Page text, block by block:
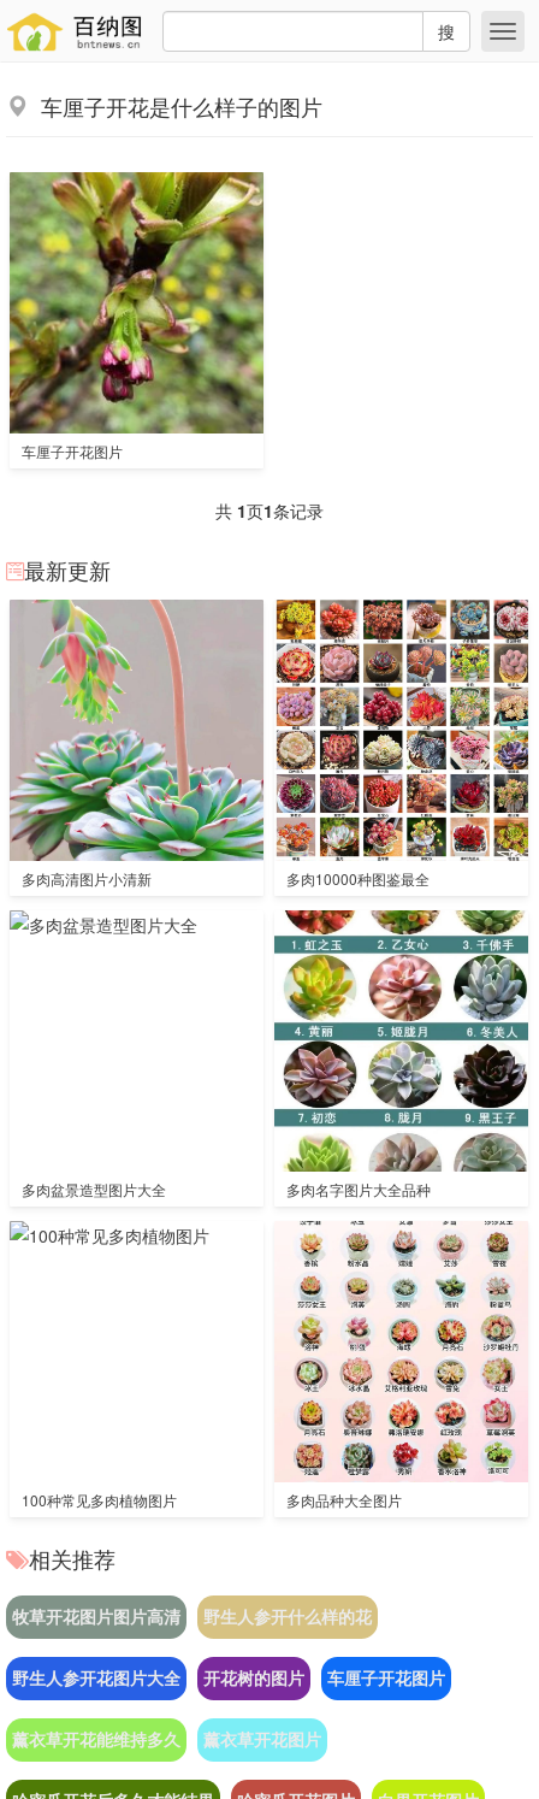
搜
车厘子开花是什么样子的图片
车厘子开花图片
共 1页1条记录
最新更新
多肉高清图片小清新 多肉10000种图鉴最全
多肉盆景造型图片大全 多肉名字图片大全品种
100种常见多肉植物图片 多肉品种大全图片
相关推荐
牧草开花图片图片高清 野生人参开什么样的花
野生人参开花图片大全 开花树的图片 车厘子开花图片
薰衣草开花能维持多久 薰衣草开花图片